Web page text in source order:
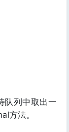
队列中取出一
方法。